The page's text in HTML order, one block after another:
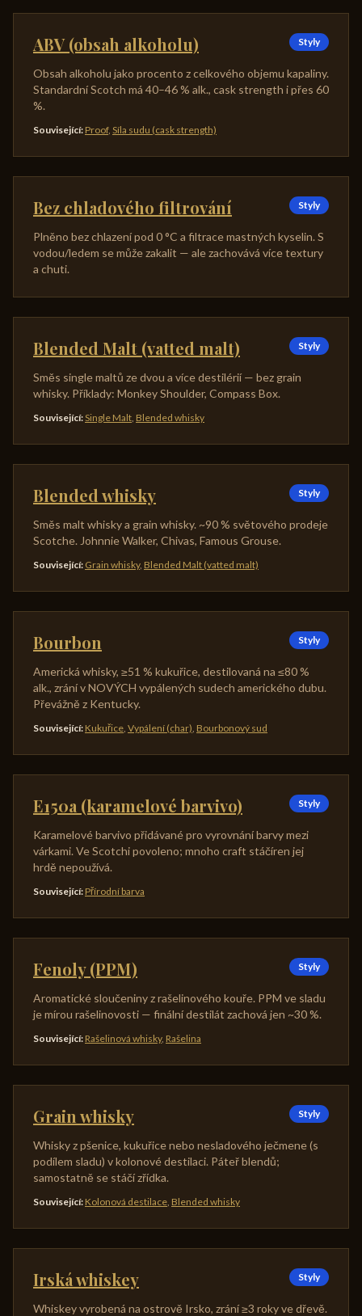
ABV (obsah alkoholu) Styly
Obsah alkoholu jako procento z celkového objemu kapaliny.
Standardní Scotch má 40–46 % alk., cask strength i přes 60
%.
Související: Proof, Síla sudu (cask strength)
Bez chladového filtrování Styly
Plněno bez chlazení pod 0 °C a filtrace mastných kyselin. S
vodou/ledem se může zakalit — ale zachovává více textury
a chuti.
Blended Malt (vatted malt) Styly
Směs single maltů ze dvou a více destilérií — bez grain
whisky. Příklady: Monkey Shoulder, Compass Box.
Související:Single Malt, Blended whisky
Blended whisky Styly
Směs malt whisky a grain whisky. ~90 % světového prodeje
Scotche. Johnnie Walker, Chivas, Famous Grouse.
Související: Grain whisky, Blended Malt (vatted malt)
Bourbon Styly
Americká whisky, ≥51 % kukuřice, destilovaná na ≤80 %
alk., zrání v NOVÝCH vypálených sudech amerického dubu.
Převážně z Kentucky.
Související: Kukuřice, Vypálení (char), Bourbonový sud
E150a (karamelové barvivo) Styly
Karamelové barvivo přidávané pro vyrovnání barvy mezi
várkami. Ve Scotchi povoleno; mnoho craft stáčíren jej
hrdě nepoužívá.
Související: Přírodní barva
Fenoly (PPM) Styly
Aromatické sloučeniny z rašelinového kouře. PPM ve sladu
je mírou rašelinovosti — finální destilát zachová jen ~30 %.
Související: Rašelinová whisky, Rašelina
Grain whisky Styly
Whisky z pšenice, kukuřice nebo nesladového ječmene (s
podílem sladu) v kolonové destilaci. Páteř blendů;
samostatně se stáčí zřídka.
Související: Kolonová destilace, Blended whisky
Irská whiskey Styly
Whiskey vyrobená na ostrově Irsko, zrání ≥3 roky ve dřevě.